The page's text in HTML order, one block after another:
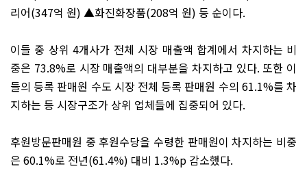
리어(347억 원) ▲화진화장품(208억 원) 등 순이다.
이들 중 상위4개사가 전체 시장 매출액 합계에서 차지하는 비
중은 73.8%로 시장 매출액의 대부분을 차지하고 있다. 또한 이
들의 등록 판매원 수도 시장 전체 등록 판매원 수의 61.1%를 차
지하는 등 시장구조가 상위 업체들에 집중되어 있다.
후원방문판매원 중 후원수당을 수령한 판매원이 차지하는 비중
은 60.1%로 전년(61.4%) 대비 1.3%p 감소했다.